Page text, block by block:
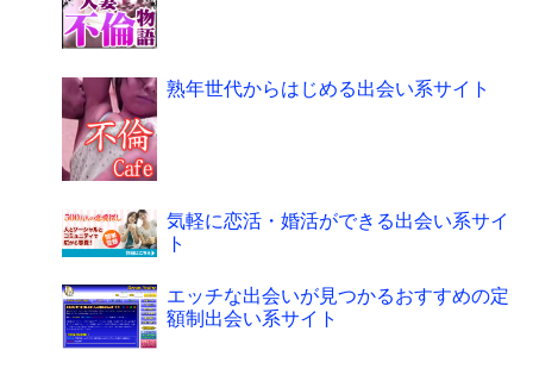
熟年世代からはじめる出会い系サイト
気軽に恋活・婚活ができる出会い系サイ
ト
エッチな出会いが見つかるおすすめの定
額制出会い系サイト